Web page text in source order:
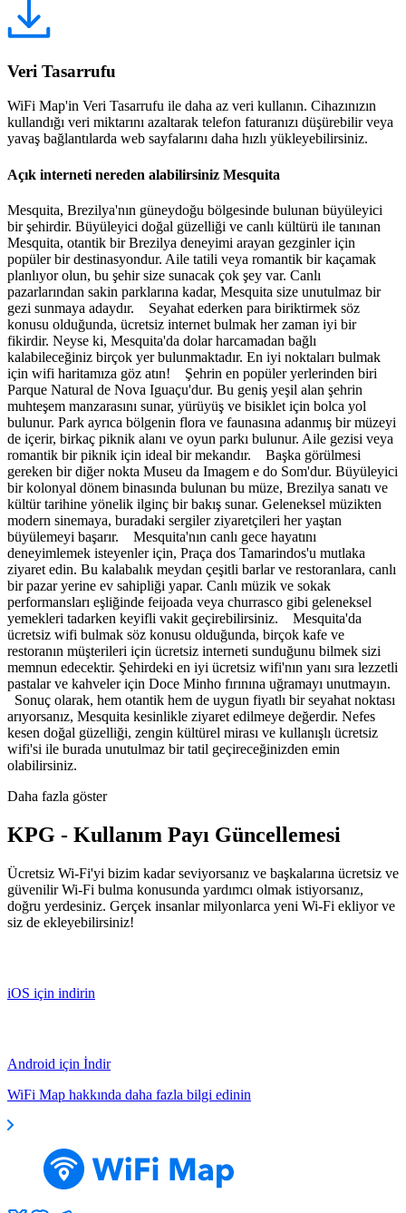
Veri Tasarrufu
WiFi Map'in Veri Tasarrufu ile daha az veri kullanın. Cihazınızın
kullandığı veri miktarını azaltarak telefon faturanızı düşürebilir veya
yavaş bağlantılarda web sayfalarını daha hızlı yükleyebilirsiniz.
Açık interneti nereden alabilirsiniz Mesquita
Mesquita, Brezilya'nın güneydoğu bölgesinde bulunan büyüleyici
bir şehirdir. Büyüleyici doğal güzelliği ve canlı kültürü ile tanınan
Mesquita, otantik bir Brezilya deneyimi arayan gezginler için
popüler bir destinasyondur. Aile tatili veya romantik bir kaçamak
planlıyor olun, bu şehir size sunacak çok şey var. Canlı
pazarlarından sakin parklarına kadar, Mesquita size unutulmaz bir
gezi sunmaya adaydır. Seyahat ederken para biriktirmek söz
konusu olduğunda, ücretsiz internet bulmak her zaman iyi bir
fikirdir. Neyse ki, Mesquita'da dolar harcamadan bağlı
kalabileceğiniz birçok yer bulunmaktadır. En iyi noktaları bulmak
için wifi haritamıza göz atın! Şehrin en popüler yerlerinden biri
Parque Natural de Nova Iguaçu'dur. Bu geniş yeşil alan şehrin
muhteşem manzarasını sunar, yürüyüş ve bisiklet için bolca yol
bulunur. Park ayrıca bölgenin flora ve faunasına adanmış bir müzeyi
de içerir, birkaç piknik alanı ve oyun parkı bulunur. Aile gezisi veya
romantik bir piknik için ideal bir mekandır. Başka görülmesi
gereken bir diğer nokta Museu da Imagem e do Som'dur. Büyüleyici
bir kolonyal dönem binasında bulunan bu müze, Brezilya sanatı ve
kültür tarihine yönelik ilginç bir bakış sunar. Geleneksel müzikten
modern sinemaya, buradaki sergiler ziyaretçileri her yaştan
büyülemeyi başarır. Mesquita'nın canlı gece hayatını
deneyimlemek isteyenler için, Praça dos Tamarindos'u mutlaka
ziyaret edin. Bu kalabalık meydan çeşitli barlar ve restoranlara, canlı
bir pazar yerine ev sahipliği yapar. Canlı müzik ve sokak
performansları eşliğinde feijoada veya churrasco gibi geleneksel
yemekleri tadarken keyifli vakit geçirebilirsiniz. Mesquita'da
ücretsiz wifi bulmak söz konusu olduğunda, birçok kafe ve
restoranın müşterileri için ücretsiz interneti sunduğunu bilmek sizi
memnun edecektir. Şehirdeki en iyi ücretsiz wifi'nın yanı sıra lezzetli
pastalar ve kahveler için Doce Minho fırınına uğramayı unutmayın.
Sonuç olarak, hem otantik hem de uygun fiyatlı bir seyahat noktası
arıyorsanız, Mesquita kesinlikle ziyaret edilmeye değerdir. Nefes
kesen doğal güzelliği, zengin kültürel mirası ve kullanışlı ücretsiz
wifi'si ile burada unutulmaz bir tatil geçireceğinizden emin
olabilirsiniz.
Daha fazla göster
KPG - Kullanım Payı Güncellemesi
Ücretsiz Wi-Fi'yi bizim kadar seviyorsanız ve başkalarına ücretsiz ve
güvenilir Wi-Fi bulma konusunda yardımcı olmak istiyorsanız,
doğru yerdesiniz. Gerçek insanlar milyonlarca yeni Wi-Fi ekliyor ve
siz de ekleyebilirsiniz!
iOS için indirin
Android için İndir
WiFi Map hakkında daha fazla bilgi edinin